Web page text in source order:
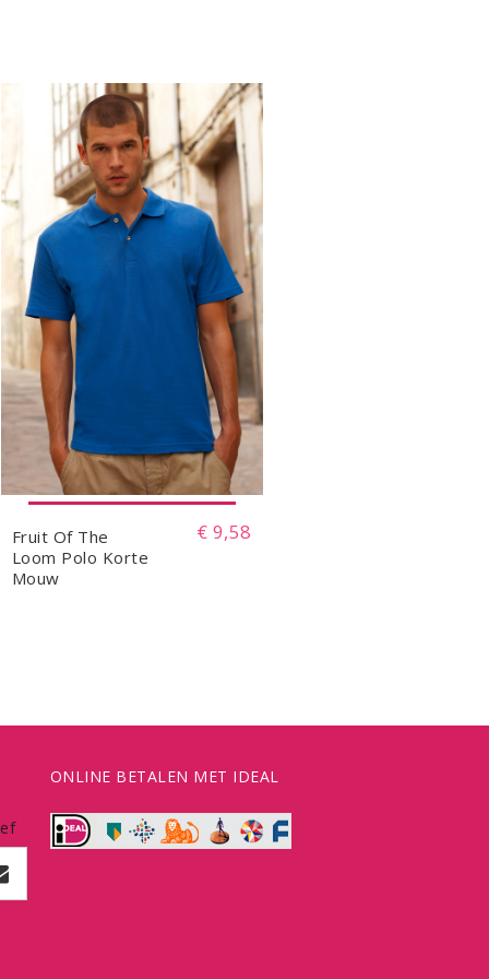
Fruit Of The
Loom Polo Korte
Mouw
€ 9,58
ONLINE BETALEN MET IDEAL